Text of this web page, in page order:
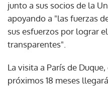
apoyando a "las fuerzas
sus esfuerzos por lograr
transparentes".
próximos 18 meses
millones de dólares" de